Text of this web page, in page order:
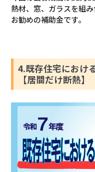
熱材、窓、ガラスを組
お勧めの補助金です。
4.既存住宅におけ
【居間だけ断熱】